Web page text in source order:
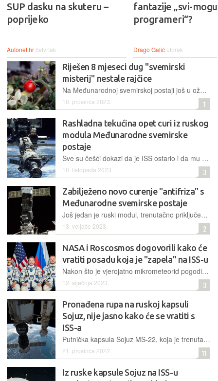
SUP dasku na skuteru –
poprijeko
Autonet.hrčetvrtak
fantazije „svi-
programeri“?
Drago Galić utorak
Riješen 8 mjeseci dug "svemirski
misterij" nestale rajčice
Na Međunarodnoj svemirskoj postaji još u ožujku zagubljena je jedna tamo uzgojena patuljasta rajčica. Iako je postala predmetom interne šale i smatralo se da ju je netko pojeo – ipak se pojavila
10. prosinca 2023. 1
Rashladna tekućina opet curi iz ruskog
modula Međunarodne svemirske
postaje
Sve su češći dokazi da je ISS ostario i da mu se bliži mirovina. Ruski modul Nauka još je jednom izazvao izvanrednu situaciju, jer posada sada mora istraživati i popravljati curenje rashladne tekućine
10. listopada 2023. 3
Zabilježeno novo curenje "antifriza" s
Međunarodne svemirske postaje
Još jedan je ruski modul, trenutačno priključen na ISS, u svemir ispustio dio svoje rashladne tekućine. Drugi je to slučaj u nekoliko mjeseci, a da pritom niti posljedice prvoga još nisu sanirane
13. veljače 2023. 2
NASA i Roscosmos dogovorili kako će
vratiti posadu koja je "zapela" na ISS-u
Nakon što je vjerojatno mikrometeorid pogodio kapsulu Sojuz MS-22 na Međunarodnoj svemirskoj postaji, tri člana posade ostala su bez povratne vožnje. Sada je objavljen plan njihovog povratka
12. siječnja 2023. 3
Pronađena rupa na ruskoj kapsuli
Sojuz, nije jasno kako će se vratiti s
ISS-a
Putnička kapsula Sojuz MS-22, koja je trenutačno priključena na Međunarodnu svemirsku postaju, prije nekoliko je dana ispustila rashladnu tekućinu. Mjesto curenja je pronađeno, ostalo se istražuje
21. prosinca 2022. 11
Iz ruske kapsule Sojuz na ISS-u